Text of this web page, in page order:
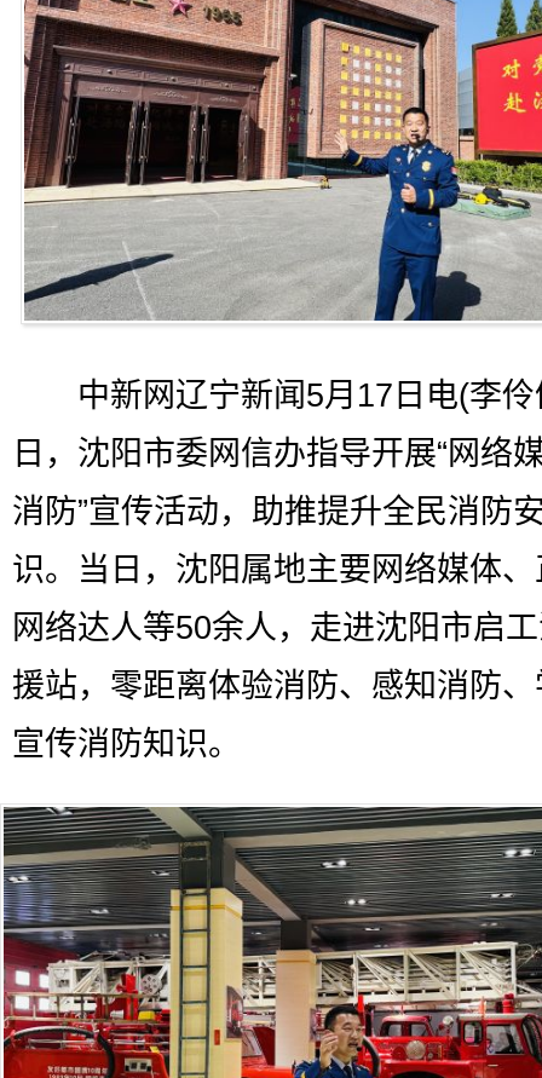
中新网辽宁新闻5月17日电(李伶
日，沈阳市委网信办指导开展“网络
消防”宣传活动，助推提升全民消防
识。当日，沈阳属地主要网络媒体
网络达人等50余人，走进沈阳市启
援站，零距离体验消防、感知消防
宣传消防知识。